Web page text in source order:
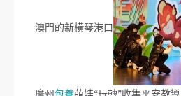
澳門的新橫琴港口